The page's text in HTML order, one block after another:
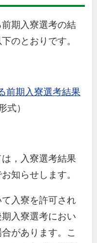
期入寮選考の結
のとおりです。
前期入寮選考結果
式）
，入寮選考結果
知らせします。
入寮を許可され
入寮選考におい
があります。こ